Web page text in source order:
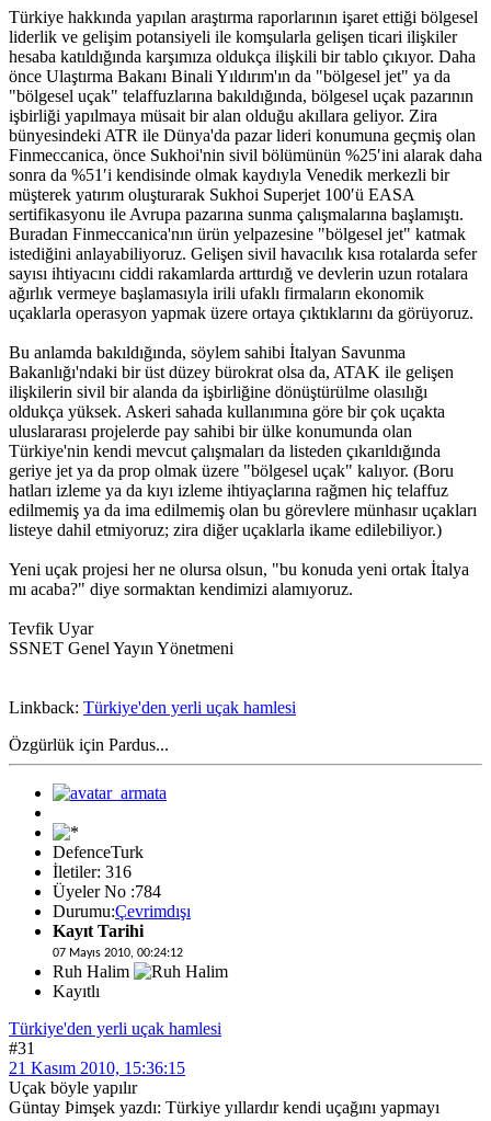
Türkiye hakkında yapılan araştırma raporlarının işaret ettiği bölgesel
liderlik ve gelişim potansiyeli ile komşularla gelişen ticari ilişkiler
hesaba katıldığında karşımıza oldukça ilişkili bir tablo çıkıyor. Daha
önce Ulaştırma Bakanı Binali Yıldırım'ın da "bölgesel jet" ya da
"bölgesel uçak" telaffuzlarına bakıldığında, bölgesel uçak pazarının
işbirliği yapılmaya müsait bir alan olduğu akıllara geliyor. Zira
bünyesindeki ATR ile Dünya'da pazar lideri konumuna geçmiş olan
Finmeccanica, önce Sukhoi'nin sivil bölümünün %25′ini alarak daha
sonra da %51′i kendisinde olmak kaydıyla Venedik merkezli bir
müşterek yatırım oluşturarak Sukhoi Superjet 100′ü EASA
sertifikasyonu ile Avrupa pazarına sunma çalışmalarına başlamıştı.
Buradan Finmeccanica'nın ürün yelpazesine "bölgesel jet" katmak
istediğini anlayabiliyoruz. Gelişen sivil havacılık kısa rotalarda sefer
sayısı ihtiyacını ciddi rakamlarda arttırdığ ve devlerin uzun rotalara
ağırlık vermeye başlamasıyla irili ufaklı firmaların ekonomik
uçaklarla operasyon yapmak üzere ortaya çıktıklarını da görüyoruz.
Bu anlamda bakıldığında, söylem sahibi İtalyan Savunma
Bakanlığı'ndaki bir üst düzey bürokrat olsa da, ATAK ile gelişen
ilişkilerin sivil bir alanda da işbirliğine dönüştürülme olasılığı
oldukça yüksek. Askeri sahada kullanımına göre bir çok uçakta
uluslararası projelerde pay sahibi bir ülke konumunda olan
Türkiye'nin kendi mevcut çalışmaları da listeden çıkarıldığında
geriye jet ya da prop olmak üzere "bölgesel uçak" kalıyor. (Boru
hatları izleme ya da kıyı izleme ihtiyaçlarına rağmen hiç telaffuz
edilmemiş ya da ima edilmemiş olan bu görevlere münhasır uçakları
listeye dahil etmiyoruz; zira diğer uçaklarla ikame edilebiliyor.)
Yeni uçak projesi her ne olursa olsun, "bu konuda yeni ortak İtalya
mı acaba?" diye sormaktan kendimizi alamıyoruz.
Tevfik Uyar
SSNET Genel Yayın Yönetmeni
Linkback: Türkiye'den yerli uçak hamlesi
Özgürlük için Pardus...
DefenceTurk
İletiler: 316
Üyeler No :784
Durumu:Çevrimdışı
Kayıt Tarihi
07 Mayıs 2010, 00:24:12
Ruh Halim
Kayıtlı
Türkiye'den yerli uçak hamlesi
#31
21 Kasım 2010, 15:36:15
Uçak böyle yapılır
Güntay Þimşek yazdı: Türkiye yıllardır kendi uçağını yapmayı